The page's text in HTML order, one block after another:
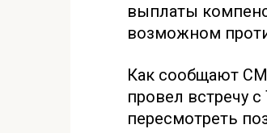
выплаты
возможном
Как сообщают
провел встречу
пересмотреть